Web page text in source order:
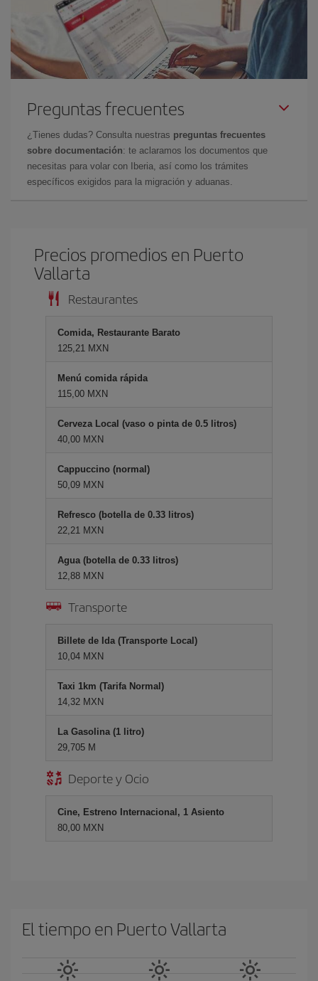
Preguntas frecuentes
¿Tienes dudas? Consulta nuestras preguntas frecuentes
sobre documentación: te aclaramos los documentos que
necesitas para volar con Iberia, así como los trámites
específicos exigidos para la migración y aduanas.
Precios promedios en Puerto
Vallarta
Restaurantes
Comida, Restaurante Barato
125,21 MXN
Menú comida rápida
115,00 MXN
Cerveza Local (vaso o pinta de 0.5 litros)
40,00 MXN
Cappuccino (normal)
50,09 MXN
Refresco (botella de 0.33 litros)
22,21 MXN
Agua (botella de 0.33 litros)
12,88 MXN
Transporte
Billete de Ida (Transporte Local)
10,04 MXN
Taxi 1km (Tarifa Normal)
14,32 MXN
La Gasolina (1 litro)
29,705 M
Deporte y Ocio
Cine, Estreno Internacional, 1 Asiento
80,00 MXN
El tiempo en Puerto Vallarta